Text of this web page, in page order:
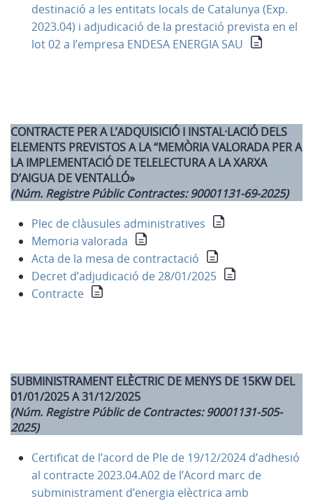
destinació a les entitats locals de Catalunya (Exp.
2023.04) i adjudicació de la prestació prevista en el
lot 02 a l’empresa ENDESA ENERGIA SAU
CONTRACTE PER A L’ADQUISICIÓ I INSTAL·LACIÓ DELS
ELEMENTS PREVISTOS A LA “MEMÒRIA VALORADA PER A
LA IMPLEMENTACIÓ DE TELELECTURA A LA XARXA
D’AIGUA DE VENTALLÓ»
(Núm. Registre Públic Contractes: 90001131-69-2025)
Plec de clàusules administratives
Memoria valorada
Acta de la mesa de contractació
Decret d’adjudicació de 28/01/2025
Contracte
SUBMINISTRAMENT ELÈCTRIC DE MENYS DE 15KW DEL
01/01/2025 A 31/12/2025
(Núm. Registre Públic de Contractes: 90001131-505-
2025)
Certificat de l’acord de Ple de 19/12/2024 d’adhesió
al contracte 2023.04.A02 de l’Acord marc de
subministrament d’energia elèctrica amb